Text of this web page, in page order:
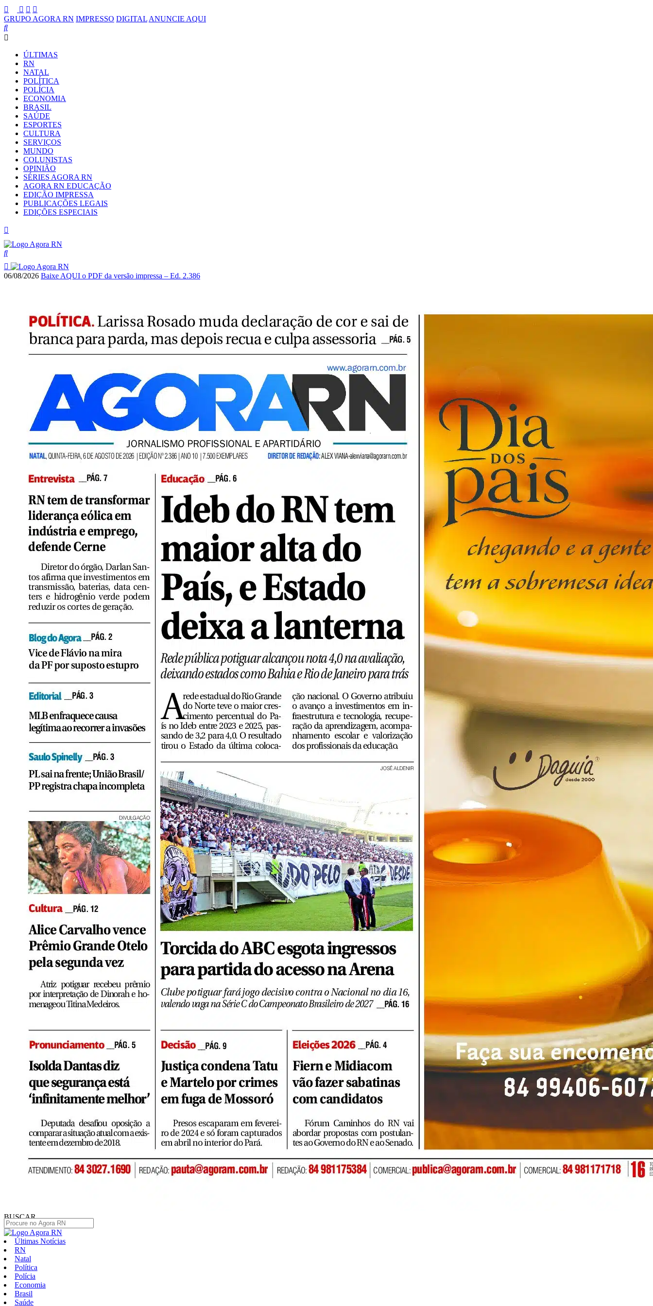
GRUPO AGORA RN IMPRESSO DIGITAL ANUNCIE AQUI
ÚLTIMAS
RN
NATAL
POLÍTICA
POLÍCIA
ECONOMIA
BRASIL
SAÚDE
ESPORTES
CULTURA
SERVIÇOS
MUNDO
COLUNISTAS
OPINIÃO
SÉRIES AGORA RN
AGORA RN EDUCAÇÃO
EDIÇÃO IMPRESSA
PUBLICAÇÕES LEGAIS
EDIÇÕES ESPECIAIS
06/08/2026 Baixe AQUI o PDF da versão impressa – Ed. 2.386
BUSCAR
Últimas Notícias
RN
Natal
Política
Polícia
Economia
Brasil
Saúde